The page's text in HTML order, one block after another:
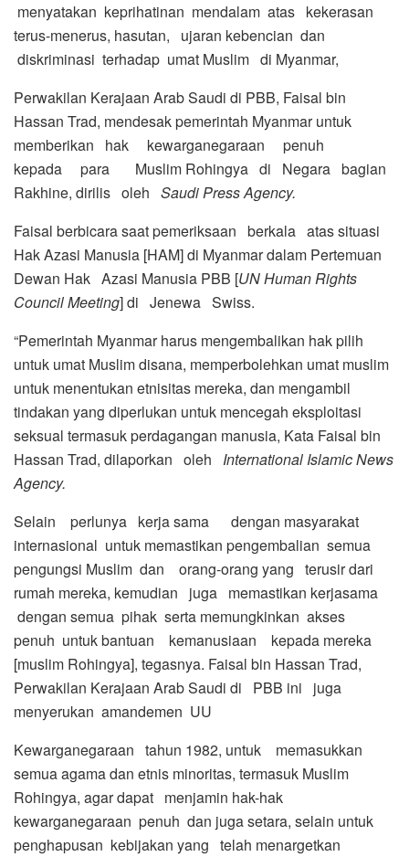
menyatakan keprihatinan mendalam atas kekerasan
terus-menerus, hasutan, ujaran kebencian dan
diskriminasi terhadap umat Muslim di Myanmar,
Perwakilan Kerajaan Arab Saudi di PBB, Faisal bin
Hassan Trad, mendesak pemerintah Myanmar untuk
memberikan hak kewarganegaraan penuh
kepada para Muslim Rohingya di Negara bagian
Rakhine, dirilis oleh Saudi Press Agency.
Faisal berbicara saat pemeriksaan berkala atas situasi
Hak Azasi Manusia [HAM] di Myanmar dalam Pertemuan
Dewan Hak Azasi Manusia PBB [UN Human Rights
Council Meeting] di Jenewa Swiss.
“Pemerintah Myanmar harus mengembalikan hak pilih
untuk umat Muslim disana, memperbolehkan umat muslim
untuk menentukan etnisitas mereka, dan mengambil
tindakan yang diperlukan untuk mencegah eksploitasi
seksual termasuk perdagangan manusia, Kata Faisal bin
Hassan Trad, dilaporkan oleh International Islamic News
Agency.
Selain perlunya kerja sama dengan masyarakat
internasional untuk memastikan pengembalian semua
pengungsi Muslim dan orang-orang yang terusir dari
rumah mereka, kemudian juga memastikan kerjasama
dengan semua pihak serta memungkinkan akses
penuh untuk bantuan kemanusiaan kepada mereka
[muslim Rohingya], tegasnya. Faisal bin Hassan Trad,
Perwakilan Kerajaan Arab Saudi di PBB ini juga
menyerukan amandemen UU
Kewarganegaraan tahun 1982, untuk memasukkan
semua agama dan etnis minoritas, termasuk Muslim
Rohingya, agar dapat menjamin hak-hak
kewarganegaraan penuh dan juga setara, selain untuk
penghapusan kebijakan yang telah menargetkan